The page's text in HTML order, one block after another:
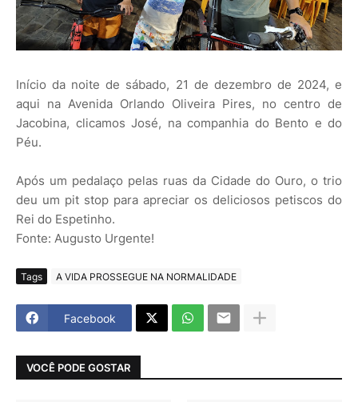
Início da noite de sábado, 21 de dezembro de 2024, e
aqui na Avenida Orlando Oliveira Pires, no centro de
Jacobina, clicamos José, na companhia do Bento e do
Péu.
Após um pedalaço pelas ruas da Cidade do Ouro, o trio
deu um pit stop para apreciar os deliciosos petiscos do
Rei do Espetinho.
Fonte: Augusto Urgente!
Tags A VIDA PROSSEGUE NA NORMALIDADE
Facebook
VOCÊ PODE GOSTAR